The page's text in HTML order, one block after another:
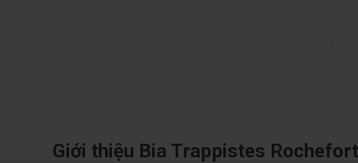
Giới thiệu Bia Trappistes